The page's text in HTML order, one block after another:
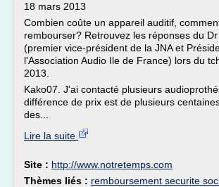
18 mars 2013
Combien coûte un appareil auditif,
rembourser? Retrouvez les réponses du
(premier vice-président de la JNA et
l'Association Audio Ile de France) lors du
2013.
Kako07. J'ai contacté plusieurs
différence de prix est de plusieurs
des...
Lire la suite
Site : http://www.notretemps.com
Thèmes liés : remboursement securite